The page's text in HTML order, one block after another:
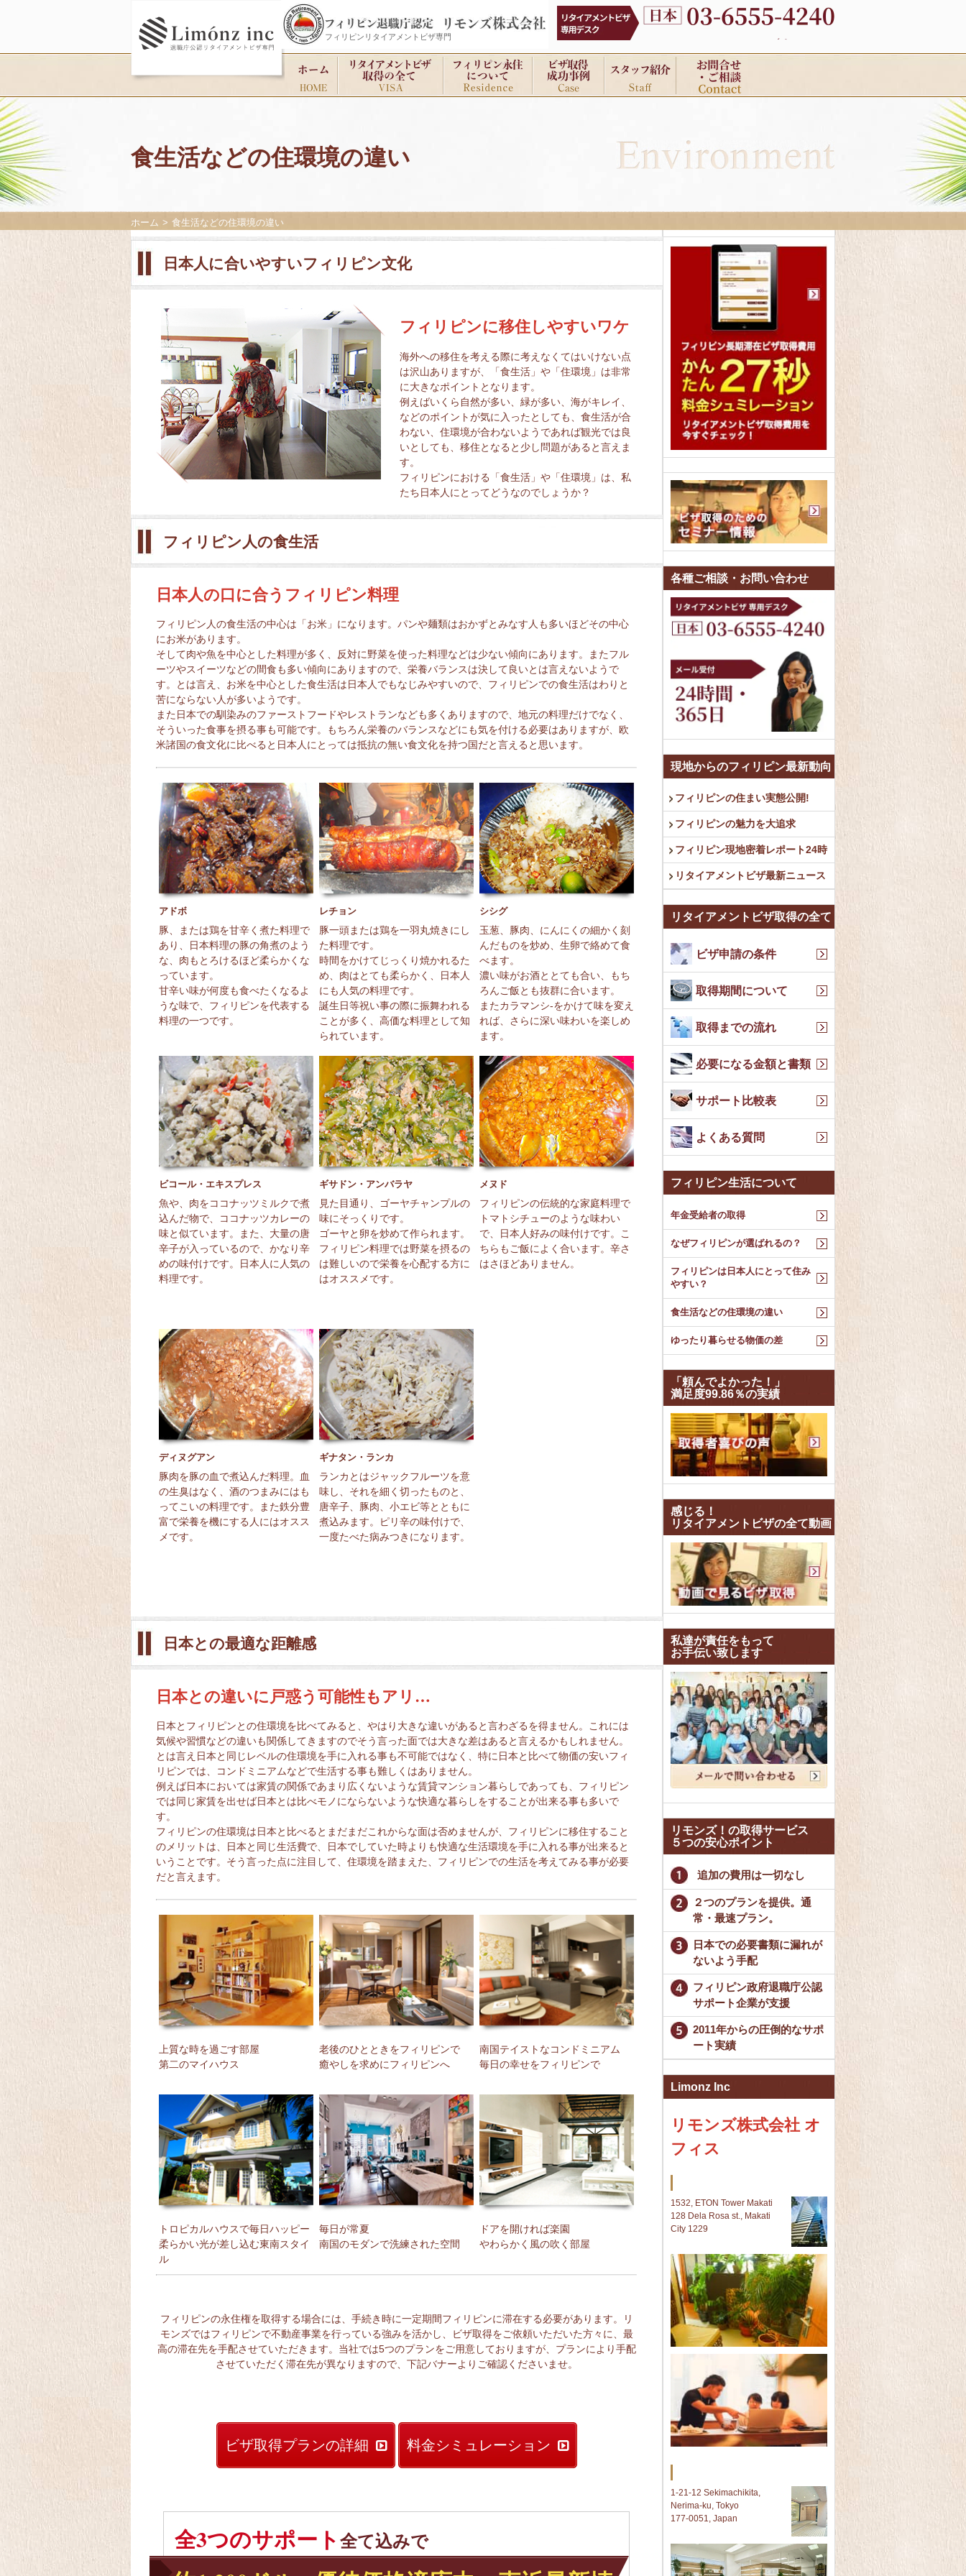
フィリピンリタイアメントビザ専門
ホーム 食生活などの住環境の違い
食生活などの住環境の違い
日本人に合いやすいフィリピン文化
フィリピンに移住しやすいワケ
海外への移住を考える際に考えなくてはいけない点
は沢山ありますが、「食生活」や「住環境」は非常
に大きなポイントとなります。
例えばいくら自然が多い、緑が多い、海がキレイ、
などのポイントが気に入ったとしても、食生活が合
わない、住環境が合わないようであれば観光では良
いとしても、移住となると少し問題があると言えま
す。
フィリピンにおける「食生活」や「住環境」は、私
たち日本人にとってどうなのでしょうか？
フィリピン人の食生活
日本人の口に合うフィリピン料理
フィリピン人の食生活の中心は「お米」になります。パンや麺類はおかずとみなす人も多いほどその中心
にお米があります。
そして肉や魚を中心とした料理が多く、反対に野菜を使った料理などは少ない傾向にあります。またフル
ーツやスイーツなどの間食も多い傾向にありますので、栄養バランスは決して良いとは言えないようで
す。とは言え、お米を中心とした食生活は日本人でもなじみやすいので、フィリピンでの食生活はわりと
苦にならない人が多いようです。
また日本での馴染みのファーストフードやレストランなども多くありますので、地元の料理だけでなく、
そういった食事を摂る事も可能です。もちろん栄養のバランスなどにも気を付ける必要はありますが、欧
米諸国の食文化に比べると日本人にとっては抵抗の無い食文化を持つ国だと言えると思います。
アドボ
豚、または鶏を甘辛く煮た料理で
あり、日本料理の豚の角煮のよう
な、肉もとろけるほど柔らかくな
っています。
甘辛い味が何度も食べたくなるよ
うな味で、フィリピンを代表する
料理の一つです。
レチョン
豚一頭または鶏を一羽丸焼きにし
た料理です。
時間をかけてじっくり焼かれるた
め、肉はとても柔らかく、日本人
にも人気の料理です。
誕生日等祝い事の際に振舞われる
ことが多く、高価な料理として知
られています。
シシグ
玉葱、豚肉、にんにくの細かく刻
んだものを炒め、生卵で絡めて食
べます。
濃い味がお酒ととても合い、もち
ろんご飯とも抜群に合います。
またカラマンシ-をかけて味を変え
れば、さらに深い味わいを楽しめ
ます。
ビコール・エキスプレス
魚や、肉をココナッツミルクで煮
込んだ物で、ココナッツカレーの
味と似ています。また、大量の唐
辛子が入っているので、かなり辛
めの味付けです。日本人に人気の
料理です。
ギサドン・アンバラヤ
見た目通り、ゴーヤチャンプルの
味にそっくりです。
ゴーヤと卵を炒めて作られます。
フィリピン料理では野菜を摂るの
は難しいので栄養を心配する方に
はオススメです。
メヌド
フィリピンの伝統的な家庭料理で
トマトシチューのような味わい
で、日本人好みの味付けです。こ
ちらもご飯によく合います。辛さ
はさほどありません。
ディヌグアン
豚肉を豚の血で煮込んだ料理。血
の生臭はなく、酒のつまみにはも
ってこいの料理です。また鉄分豊
富で栄養を機にする人にはオスス
メです。
ギナタン・ランカ
ランカとはジャックフルーツを意
味し、それを細く切ったものと、
唐辛子、豚肉、小エビ等とともに
煮込みます。ピリ辛の味付けで、
一度たべた病みつきになります。
日本との最適な距離感
日本との違いに戸惑う可能性もアリ…
日本とフィリピンとの住環境を比べてみると、やはり大きな違いがあると言わざるを得ません。これには
気候や習慣などの違いも関係してきますのでそう言った面では大きな差はあると言えるかもしれません。
とは言え日本と同じレベルの住環境を手に入れる事も不可能ではなく、特に日本と比べて物価の安いフィ
リピンでは、コンドミニアムなどで生活する事も難しくはありません。
例えば日本においては家賃の関係であまり広くないような賃貸マンション暮らしであっても、フィリピン
では同じ家賃を出せば日本とは比べモノにならないような快適な暮らしをすることが出来る事も多いで
す。
フィリピンの住環境は日本と比べるとまだまだこれからな面は否めませんが、フィリピンに移住すること
のメリットは、日本と同じ生活費で、日本でしていた時よりも快適な生活環境を手に入れる事が出来ると
いうことです。そう言った点に注目して、住環境を踏まえた、フィリピンでの生活を考えてみる事が必要
だと言えます。
上質な時を過ごす部屋
第二のマイハウス
老後のひとときをフィリピンで
癒やしを求めにフィリピンへ
南国テイストなコンドミニアム
毎日の幸せをフィリピンで
トロピカルハウスで毎日ハッピー
柔らかい光が差し込む東南スタイ
ル
毎日が常夏
南国のモダンで洗練された空間
ドアを開ければ楽園
やわらかく風の吹く部屋
フィリピンの永住権を取得する場合には、手続き時に一定期間フィリピンに滞在する必要があります。リ
モンズではフィリピンで不動産事業を行っている強みを活かし、ビザ取得をご依頼いただいた方々に、最
高の滞在先を手配させていただきます。当社では5つのプランをご用意しておりますが、プランにより手配
させていただく滞在先が異なりますので、下記バナーよりご確認くださいませ。
ビザ取得プランの詳細 料金シミュレーション
全3つのサポート 全て込みで
各種ご相談・お問い合わせ
現地からのフィリピン最新動向
フィリピンの住まい実態公開!
フィリピンの魅力を大追求
フィリピン現地密着レポート24時
リタイアメントビザ最新ニュース
リタイアメントビザ取得の全て
ビザ申請の条件
取得期間について
取得までの流れ
必要になる金額と書類
サポート比較表
よくある質問
フィリピン生活について
年金受給者の取得
なぜフィリピンが選ばれるの？
フィリピンは日本人にとって住み
やすい？
食生活などの住環境の違い
ゆったり暮らせる物価の差
「頼んでよかった！」
満足度99.86％の実績
感じる！
リタイアメントビザの全て動画
私達が責任をもって
お手伝い致します
リモンズ！の取得サービス
５つの安心ポイント
追加の費用は一切なし
２つのプランを提供。通
常・最速プラン。
日本での必要書類に漏れが
ないよう手配
フィリピン政府退職庁公認
サポート企業が支援
2011年からの圧倒的なサポ
ート実績
Limonz Inc
リモンズ株式会社 オ
フィス
1532, ETON Tower Makati
128 Dela Rosa st., Makati
City 1229
1-21-12 Sekimachikita,
Nerima-ku, Tokyo
177-0051, Japan